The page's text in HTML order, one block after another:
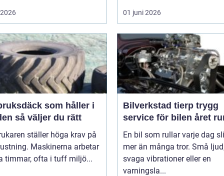
01 juni 2026
som håller i
längden så väljer du rätt
ställer höga krav på
Maskinerna arbetar
timmar, ofta i tuff miljö...
Bilverkstad tierp trygg
service för bilen året
En bil som rullar varje dag
mer än många tror. Små
svaga vibrationer eller en
varningsla...